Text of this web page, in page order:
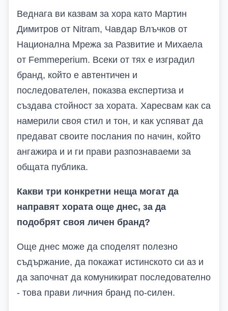
Веднага ви казвам за хора като Мартин
Димитров от Nitram, Чавдар Влъчков от
Национална Мрежа за Развитие и Михаела
от Femmeperium. Всеки от тях е изградил
бранд, който е автентичен и
последователен, показва експертиза и
създава стойност за хората. Харесвам как са
намерили своя стил и тон, и как успяват да
предават своите послания по начин, който
ангажира и и ги прави разпознаваеми за
общата публика.
Какви три конкретни неща могат да
направят хората още днес, за да
подобрят своя личен бранд?
Още днес може да споделят полезно
съдържание, да покажат истинското си аз и
да започнат да комуникират последователно
- това прави личния бранд по-силен.